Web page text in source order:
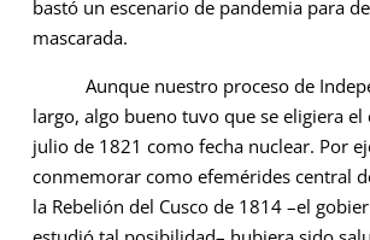
bastó un escenario de pandemia para
mascarada.
Aunque nuestro proceso de
largo, algo bueno tuvo que se eligiera
julio de 1821 como fecha nuclear. Por
conmemorar como efemérides central
la Rebelión del Cusco de 1814 –el